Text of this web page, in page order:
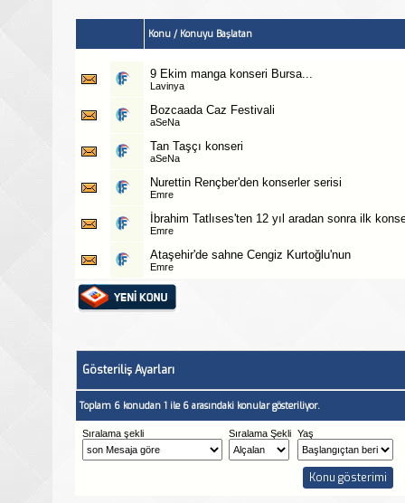
Konu / Konuyu Başlatan
9 Ekim manga konseri Bursa...
Lavinya
Bozcaada Caz Festivali
aSeNa
Tan Taşçı konseri
aSeNa
Nurettin Rençber'den konserler serisi
Emre
İbrahim Tatlıses'ten 12 yıl aradan sonra ilk
Emre
Ataşehir'de sahne Cengiz Kurtoğlu'nun
Emre
Gösteriliş Ayarları
Toplam 6 konudan 1 ile 6 arasındaki konular gösteriliyor.
Sıralama şekli Sıralama Şekli Yaş